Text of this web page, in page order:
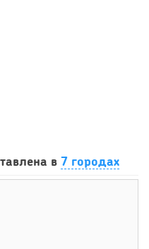
в 7 городах